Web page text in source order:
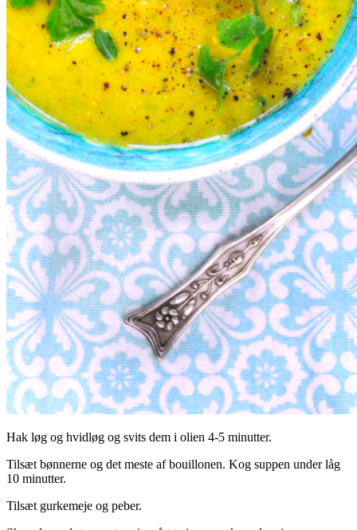
Hak løg og hvidløg og svits dem i olien 4-5 minutter.
Tilsæt bønnerne og det meste af bouillonen. Kog suppen under låg
10 minutter.
Tilsæt gurkemeje og peber.